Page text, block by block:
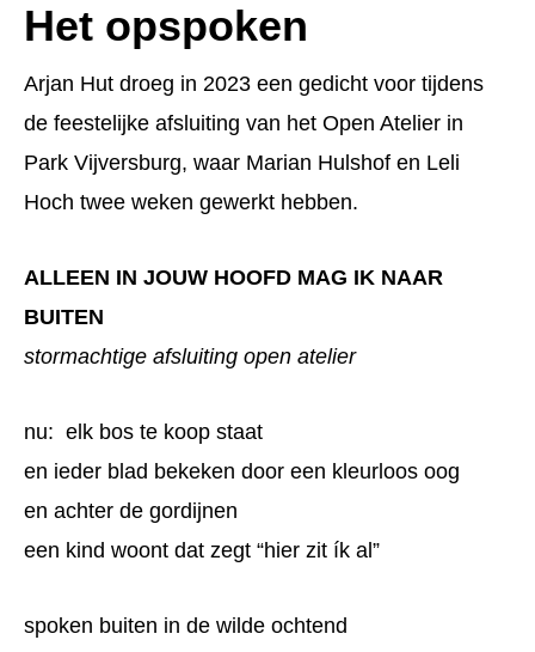
Het opspoken
Arjan Hut droeg in 2023 een gedicht voor tijdens
de feestelijke afsluiting van het Open Atelier in
Park Vijversburg, waar Marian Hulshof en Leli
Hoch twee weken gewerkt hebben.
ALLEEN IN JOUW HOOFD MAG IK NAAR
BUITEN
stormachtige afsluiting open atelier
nu: elk bos te koop staat
en ieder blad bekeken door een kleurloos oog
en achter de gordijnen
een kind woont dat zegt “hier zit ík al”
spoken buiten in de wilde ochtend